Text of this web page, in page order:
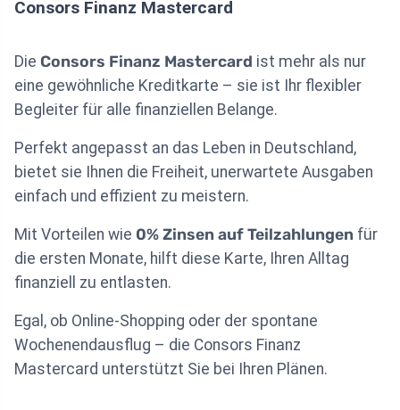
Consors Finanz Mastercard
Die Consors Finanz Mastercard ist mehr als nur
eine gewöhnliche Kreditkarte – sie ist Ihr flexibler
Begleiter für alle finanziellen Belange.
Perfekt angepasst an das Leben in Deutschland,
bietet sie Ihnen die Freiheit, unerwartete Ausgaben
einfach und effizient zu meistern.
Mit Vorteilen wie 0% Zinsen auf Teilzahlungen für
die ersten Monate, hilft diese Karte, Ihren Alltag
finanziell zu entlasten.
Egal, ob Online-Shopping oder der spontane
Wochenendausflug – die Consors Finanz
Mastercard unterstützt Sie bei Ihren Plänen.